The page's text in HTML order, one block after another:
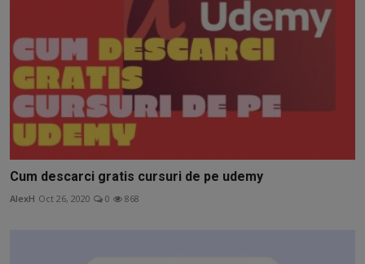
Cum descarci gratis cursuri de pe udemy
AlexH Oct 26, 2020 0 868